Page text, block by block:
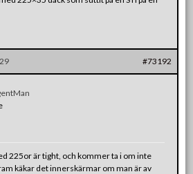
#73192
225or är tight, och kommer ta i om inte
käkar det innerskärmar om man är av